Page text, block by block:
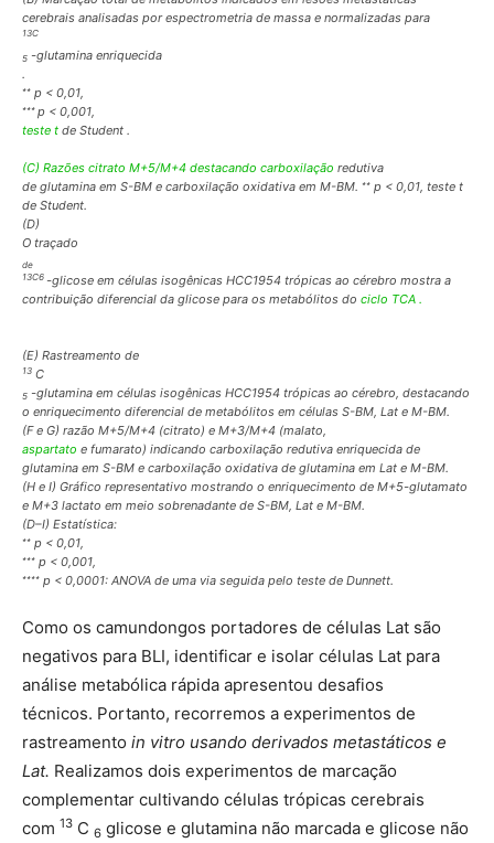
cerebrais analisadas por espectrometria de massa e normalizadas para
13C
5 -glutamina enriquecida
.
∗∗ p < 0,01,
∗∗∗ p < 0,001,
teste t de Student .
(C) Razões citrato M+5/M+4 destacando carboxilação redutiva
de glutamina em S-BM e carboxilação oxidativa em M-BM. ∗∗ p < 0,01, teste t
de Student.
(D)
O traçado
de
13C6 -glicose em células isogênicas HCC1954 trópicas ao cérebro mostra a
contribuição diferencial da glicose para os metabólitos do ciclo TCA .
(E) Rastreamento de
13 C
5 -glutamina em células isogênicas HCC1954 trópicas ao cérebro, destacando
o enriquecimento diferencial de metabólitos em células S-BM, Lat e M-BM.
(F e G) razão M+5/M+4 (citrato) e M+3/M+4 (malato,
aspartato e fumarato) indicando carboxilação redutiva enriquecida de
glutamina em S-BM e carboxilação oxidativa de glutamina em Lat e M-BM.
(H e I) Gráfico representativo mostrando o enriquecimento de M+5-glutamato
e M+3 lactato em meio sobrenadante de S-BM, Lat e M-BM.
(D–I) Estatística:
∗∗ p < 0,01,
∗∗∗ p < 0,001,
∗∗∗∗ p < 0,0001: ANOVA de uma via seguida pelo teste de Dunnett.
Como os camundongos portadores de células Lat são
negativos para BLI, identificar e isolar células Lat para
análise metabólica rápida apresentou desafios
técnicos. Portanto, recorremos a experimentos de
rastreamento in vitro usando derivados metastáticos e
Lat. Realizamos dois experimentos de marcação
complementar cultivando células trópicas cerebrais
com 13 C 6 glicose e glutamina não marcada e glicose não